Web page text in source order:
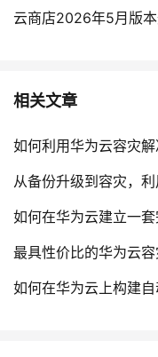
云商店2026年5月版
相关文章
如何利用华为云容灾
从备份升级到容灾，
如何在华为云建立一
最具性价比的华为云
如何在华为云上构建